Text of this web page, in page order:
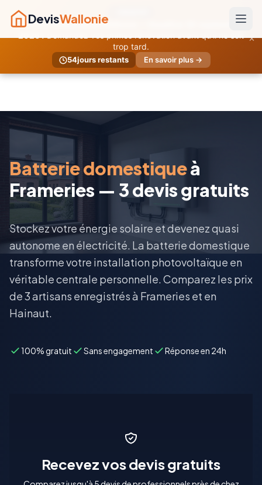
DevisWallonie
Primes temporaires Wallonie — Deadline 30 septembre
trop tard.
54jours restants En savoir plus →
×
Batterie domestiqueà
Frameries — 3 devis gratuits
Stockez votre énergie solaire et devenez quasi
autonome en électricité. La batterie domestique
transforme votre installation photovoltaïque en
véritable centrale personnelle. Comparez les prix
de 3 artisans enregistrés à Frameries et en
Hainaut.
100% gratuit Sans engagement Réponse en 24h
Recevez vos devis gratuits